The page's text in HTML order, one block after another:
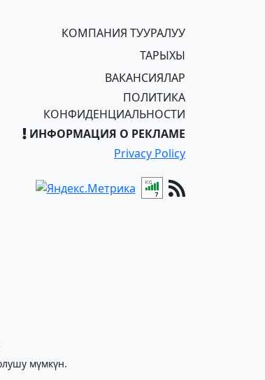
КОМПАНИЯ ТУУРАЛУУ
ТАРЫХЫ
ВАКАНСИЯЛАР
ПОЛИТИКА
КОНФИДЕНЦИАЛЬНОСТИ
ИНФОРМАЦИЯ О РЕКЛАМЕ
Privacy Policy
мүмкүн.